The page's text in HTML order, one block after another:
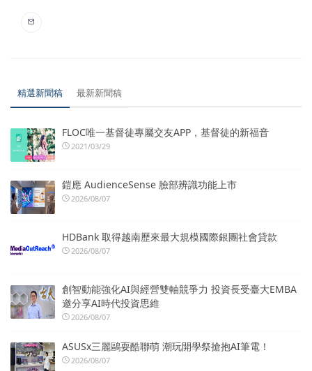
精選新聞稿 最新新聞稿
FLOC唯一基督徒專屬交友APP，基督徒的新福音
2021/03/29
鎧應 AudienceSense 臉部辨識功能上市
2026/08/07
HDBank 取得越南歷來最大規模國際銀團社會貸款
2026/08/07
創智動能強化AI與經營雙軸競爭力 投資長受臺大EMBA
邀分享AI時代投資思維
2026/08/07
ASUSx三麗鷗耍酷聯萌 潮玩開學祭搶抱AI筆電！
2026/08/07